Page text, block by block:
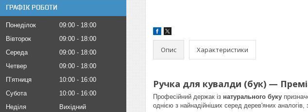
ГРАФІК РОБОТИ
Понеділок 09:00
18:00
Вівторок
09:00
18:00
Середа
09:00
18:00
Четвер
09:00
18:00
Пʼятниця
10:00
16:00
Субота
10:00
16:00
Неділя
Вихідний
Опис Характеристики
Ручка для кувалди (бук) —
Професійний держак із натурального буку
однією з найнадійніших серед дерев'яних